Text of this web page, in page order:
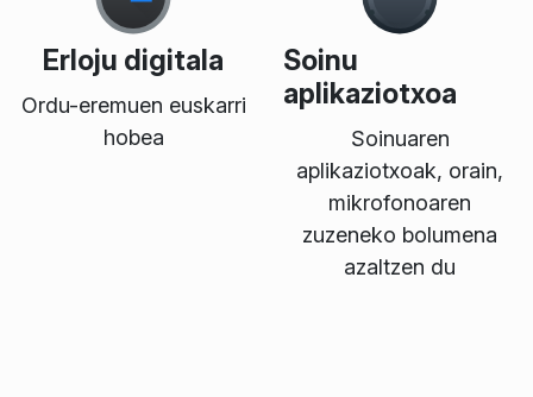
Erloju digitala
Ordu-eremuen euskarri
hobea
Soinu
aplikaziotxoa
Soinuaren
aplikaziotxoak, orain,
mikrofonoaren
zuzeneko bolumena
azaltzen du